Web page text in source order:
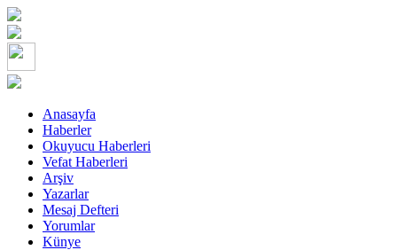
Anasayfa
Haberler
Okuyucu Haberleri
Vefat Haberleri
Arşiv
Yazarlar
Mesaj Defteri
Yorumlar
Künye